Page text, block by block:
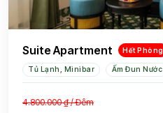
Suite Apartment Hết Phòng
Tủ Lạnh, Minibar Ấm Đun Nước
4.800.000 ₫/ Đêm